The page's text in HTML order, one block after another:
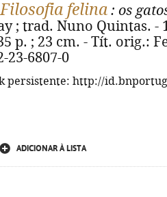
Filosofia felina : os
; trad. Nuno Quintas. -
p. ; 23 cm. - Tít. orig.:
23-6807-0
persistente: http://
ADICIONAR À LISTA